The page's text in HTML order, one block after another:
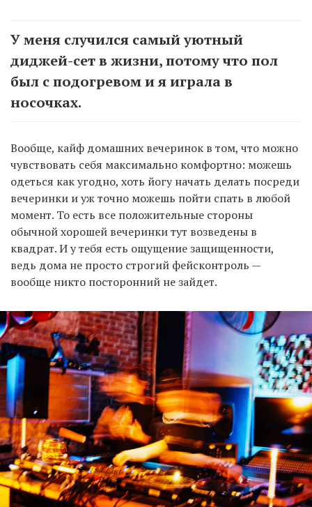
У меня случился самый уютный
диджей-сет в жизни, потому что пол
был с подогревом и я играла в
носочках.
Вообще, кайф домашних вечеринок в том, что можно
чувствовать себя максимально комфортно: можешь
одеться как угодно, хоть йогу начать делать посреди
вечеринки и уж точно можешь пойти спать в любой
момент. То есть все положительные стороны
обычной хорошей вечеринки тут возведены в
квадрат. И у тебя есть ощущение защищенности,
ведь дома не просто строгий фейсконтроль —
вообще никто посторонний не зайдет.